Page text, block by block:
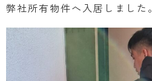
弊社所有物件へ入居しました。